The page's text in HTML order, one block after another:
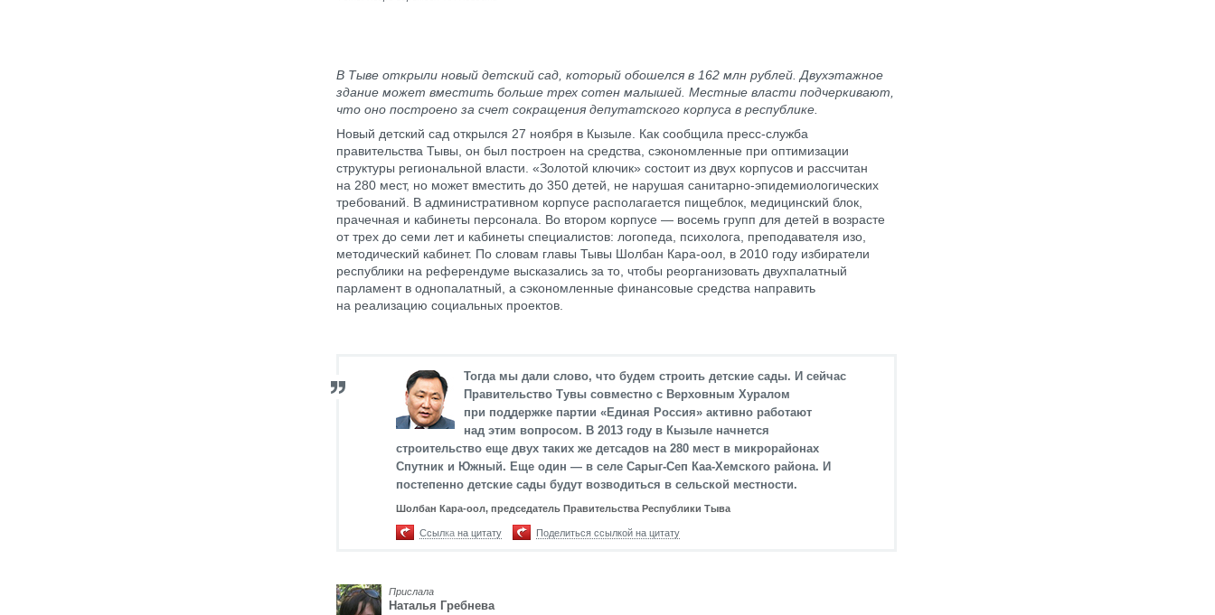
В Тыве открыли новый детский сад, который обошелся в 162 млн рублей. Двухэтажное
здание может вместить больше трех сотен малышей. Местные власти подчеркивают,
что оно построено за счет сокращения депутатского корпуса в республике.
Новый детский сад открылся 27 ноября в Кызыле. Как сообщила пресс-служба
правительства Тывы, он был построен на средства, сэкономленные при оптимизации
структуры региональной власти. «Золотой ключик» состоит из двух корпусов и рассчитан
на 280 мест, но может вместить до 350 детей, не нарушая санитарно-эпидемиологических
требований. В административном корпусе располагается пищеблок, медицинский блок,
прачечная и кабинеты персонала. Во втором корпусе — восемь групп для детей в возрасте
от трех до семи лет и кабинеты специалистов: логопеда, психолога, преподавателя изо,
методический кабинет. По словам главы Тывы Шолбан Кара-оол, в 2010 году избиратели
республики на референдуме высказались за то, чтобы реорганизовать двухпалатный
парламент в однопалатный, а сэкономленные финансовые средства направить
на реализацию социальных проектов.
Тогда мы дали слово, что будем строить детские сады. И сейчас
Правительство Тувы совместно с Верховным Хуралом
при поддержке партии «Единая Россия» активно работают
над этим вопросом. В 2013 году в Кызыле начнется
строительство еще двух таких же детсадов на 280 мест в микрорайонах
Спутник и Южный. Еще один — в селе Сарыг-Сеп Каа-Хемского района. И
постепенно детские сады будут возводиться в сельской местности.
Шолбан Кара-оол, председатель Правительства Республики Тыва
Ссылка на цитату Поделиться ссылкой на цитату
Прислала
Наталья Гребнева